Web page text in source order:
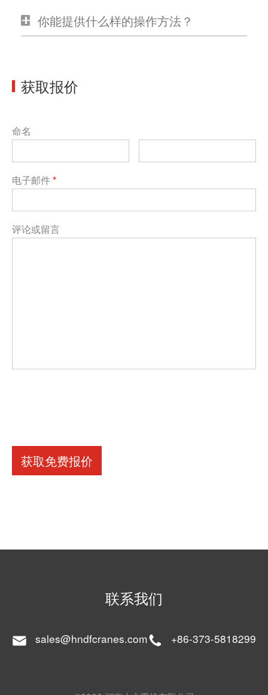
你能提供什么样的操作方法？
获取报价
命名
电子邮件*
评论或留言
获取免费报价
联系我们
sales@hndfcranes.com +86-373-5818299